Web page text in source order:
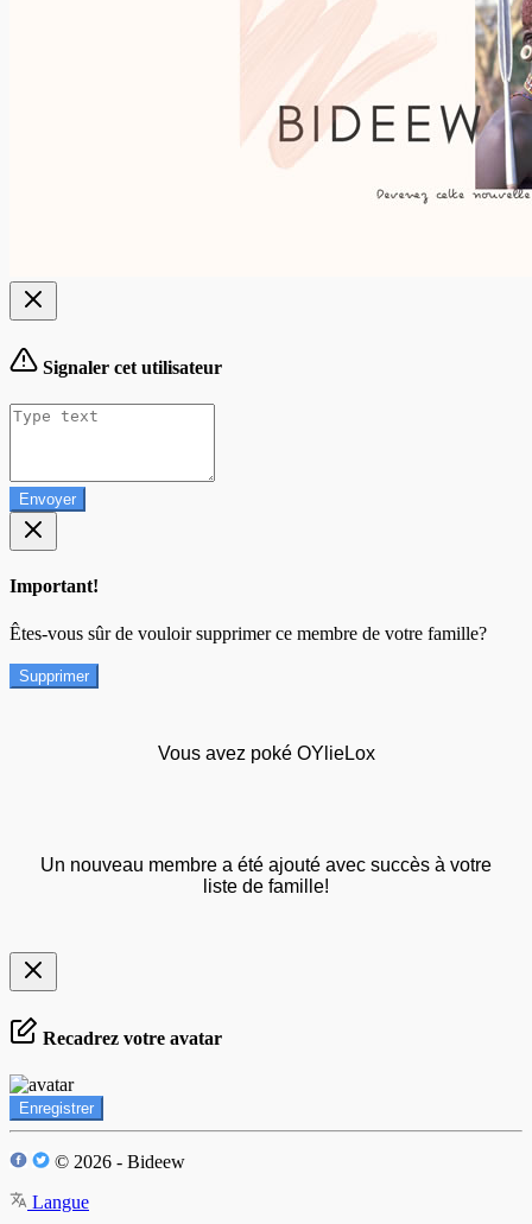
Signaler cet utilisateur
Envoyer
Important!
Êtes-vous sûr de vouloir supprimer ce membre de votre famille?
Supprimer
Vous avez poké OYlieLox
Un nouveau membre a été ajouté avec succès à votre
liste de famille!
Recadrez votre avatar
Enregistrer
© 2026 - Bideew
Langue